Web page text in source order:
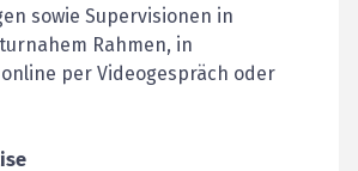
sowie Supervisionen in
Rahmen, in
per Videogespräch oder